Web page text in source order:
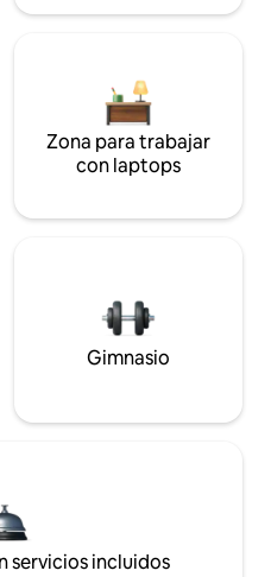
Zona para trabajar
con laptops
Gimnasio
servicios incluidos